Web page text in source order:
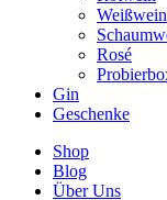
Weißwein
Rosé
Gin
Geschenke
Shop
Blog
Über Uns